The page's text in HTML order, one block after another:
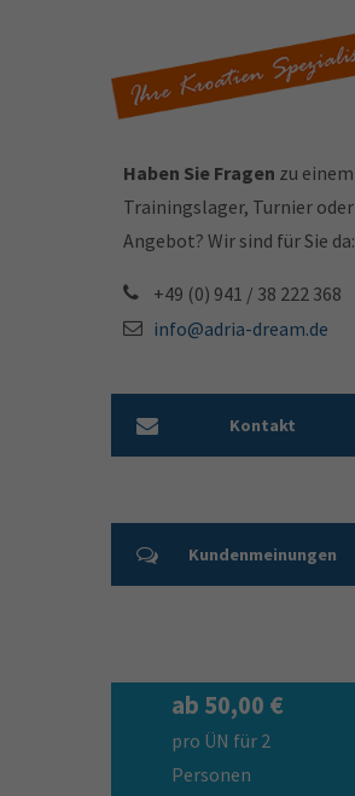
Haben Sie Fragen zu einem
Trainingslager, Turnier oder
Angebot? Wir sind für Sie da:
+49 (0) 941 / 38 222 368
info@adria-dream.de
Kontakt
Kundenmeinungen
ab 50,00 €
pro ÜN für 2
Personen